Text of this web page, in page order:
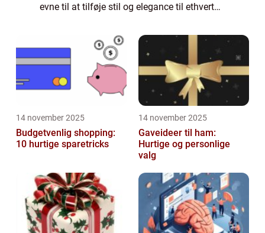
evne til at tilføje stil og elegance til ethvert
kvinder og mænd. I denne omfattende...
14 november 2025
Budgetvenlig shopping:
10 hurtige sparetricks
14 november 2025
Gaveideer til ham:
Hurtige og personlige
valg